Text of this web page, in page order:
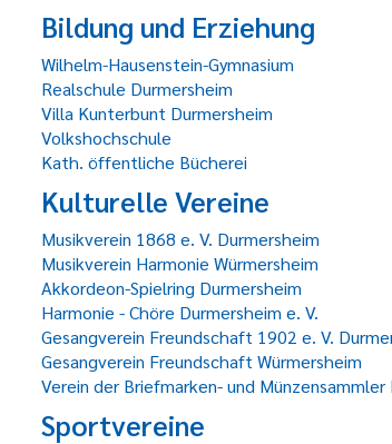
Bildung und Erziehung
Wilhelm-Hausenstein-Gymnasium
Realschule Durmersheim
Villa Kunterbunt Durmersheim
Volkshochschule
Kath. öffentliche Bücherei
Kulturelle Vereine
Musikverein 1868 e. V. Durmersheim
Musikverein Harmonie Würmersheim
Akkordeon-Spielring Durmersheim
Harmonie - Chöre Durmersheim e. V.
Gesangverein Freundschaft 1902 e. V.
Gesangverein Freundschaft Würmersheim
Verein der Briefmarken- und Münzensammler
Sportvereine